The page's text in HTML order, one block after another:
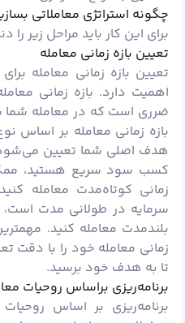
چگونه استراتژی معاملاتی
برای این کار باید مراحل زیر را
تعیین بازه زمانی معامله
تعیین بازه زمانی معامله
اهمیت دارد. بازه زمانی
ضرری است که در معامله شما
بازه زمانی معامله بر اساس
هدف اصلی شما تعیین می‌شود.
کسب سود سریع هستید،
زمانی کوتاه‌مدت معامله
سرمایه در طولانی مدت است،
بلندمدت معامله کنید.
زمانی معامله خود را با دقت
تا به هدف خود برسید.
برنامه‌ریزی براساس روحیات
برنامه‌ریزی بر اساس روحیات